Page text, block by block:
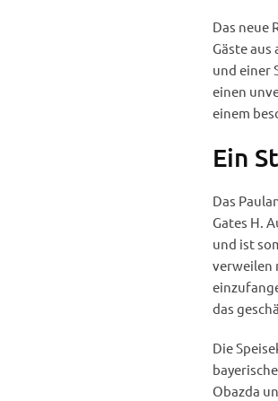
Das neue
Gäste
und einer
einen
einem
Ein
Das
Gates H.
und ist
verweilen
das
Die
Obazda